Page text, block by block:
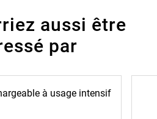
aussi être
par